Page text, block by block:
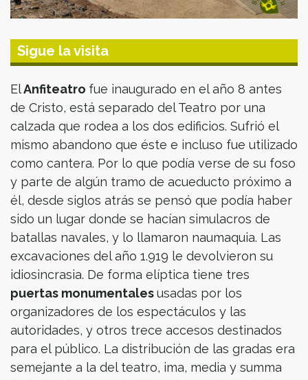
Sigue la visita
ElAnfiteatro fue inaugurado en el año 8 antes
de Cristo, está separado del Teatro por una
calzada que rodea a los dos edificios. Sufrió el
mismo abandono que éste e incluso fue utilizado
como cantera. Por lo que podía verse de su foso
y parte de algún tramo de acueducto próximo a
él, desde siglos atrás se pensó que podía haber
sido un lugar donde se hacían simulacros de
batallas navales, y lo llamaron naumaquia. Las
excavaciones del año 1.919 le devolvieron su
idiosincrasia. De forma elíptica tiene tres
puertas monumentalesusadas por los
organizadores de los espectáculos y las
autoridades, y otros trece accesos destinados
para el público. La distribución de las gradas era
semejante a la del teatro, ima, media y summa